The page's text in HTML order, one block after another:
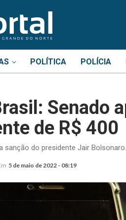
POLÍTICA POLÍCIA
Senado
de R$ 400
sanção do presidente Jair Bolsonaro.
5 de maio de 2022 - 08:19